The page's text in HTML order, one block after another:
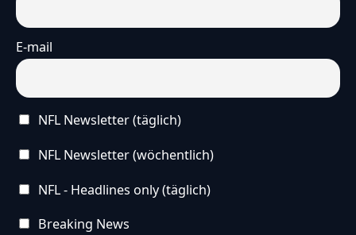
E-mail
NFL Newsletter (täglich)
NFL Newsletter (wöchentlich)
NFL - Headlines only (täglich)
Breaking News